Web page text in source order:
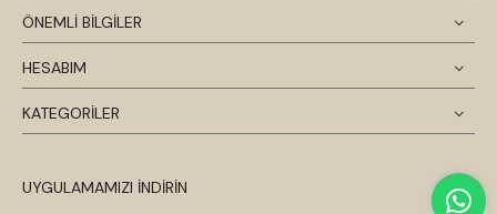
ÖNEMLİ BİLGİLER
HESABIM
KATEGORİLER
UYGULAMAMIZI İNDİRİN